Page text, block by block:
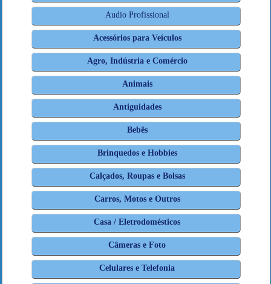
Audio Profissional
Acessórios para Veículos
Agro, Indústria e Comércio
Animais
Antiguidades
Bebês
Brinquedos e Hobbies
Calçados, Roupas e Bolsas
Carros, Motos e Outros
Casa / Eletrodomésticos
Câmeras e Foto
Celulares e Telefonia